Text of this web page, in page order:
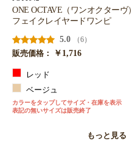
ONE OCTAVE（ワンオクターヴ）
フェイクレイヤードワンピ
5.0
（6）
販売価格：
￥1,716
レッド
ベージュ
カラーをタップしてサイズ・在庫を表示
表記の無いサイズは販売終了
もっと見る